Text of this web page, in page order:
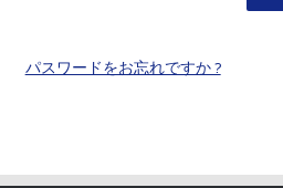
パスワードをお忘れですか ?